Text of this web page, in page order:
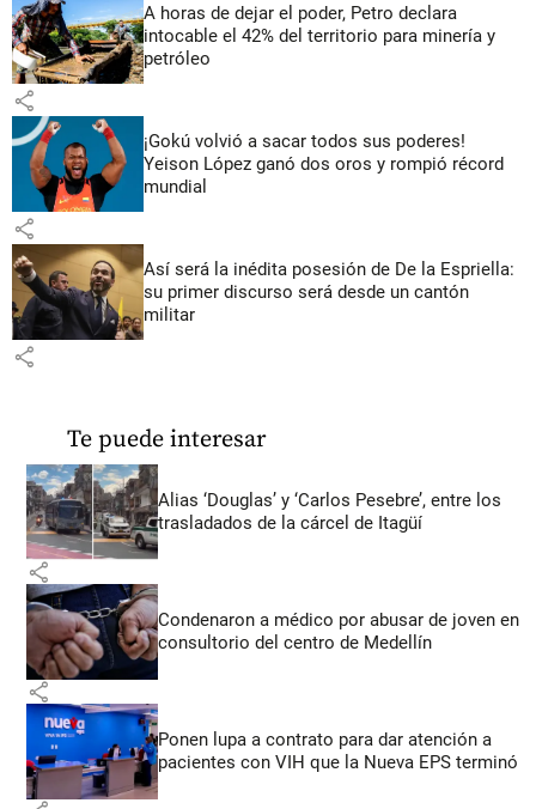
A horas de dejar el poder, Petro declara
intocable el 42% del territorio para minería y
petróleo
share
¡Gokú volvió a sacar todos sus poderes!
Yeison López ganó dos oros y rompió récord
mundial
share
Así será la inédita posesión de De la Espriella:
su primer discurso será desde un cantón
militar
share
Te puede interesar
Alias ‘Douglas’ y ‘Carlos Pesebre’, entre los
trasladados de la cárcel de Itagüí
share
Condenaron a médico por abusar de joven en
consultorio del centro de Medellín
share
Ponen lupa a contrato para dar atención a
pacientes con VIH que la Nueva EPS terminó